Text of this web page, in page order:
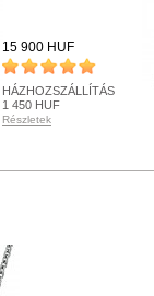
15 900 HUF
HÁZHOZSZÁLLÍTÁS
1 450 HUF
Részletek